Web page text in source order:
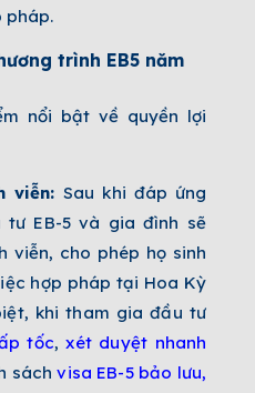
pháp.
trình EB5 năm
nổi bật về quyền lợi
viễn:Sau khi đáp ứng
EB-5 và gia đình sẽ
viễn, cho phép họ sinh
hợp pháp tại Hoa Kỳ
khi tham gia đầu tư
tốc,xét duyệt nhanh
sáchvisa EB-5 bảo lưu,